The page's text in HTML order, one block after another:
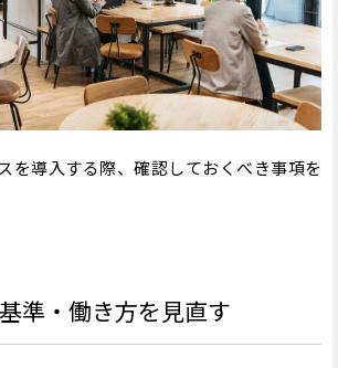
を導入する際、確認しておくべき事項を
準・働き方を見直す